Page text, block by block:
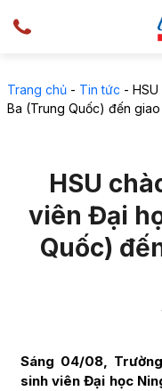
Trang chủ - Tin tức -
Ba (Trung Quốc) đến
HSU
viên Đại
Quốc)
Sáng 04/08,
sinh viên Đại học